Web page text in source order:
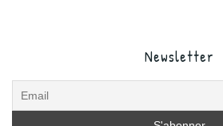
Newsletter